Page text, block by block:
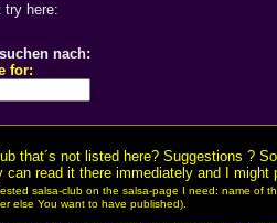
try here:
nach:
for:
that´s not listed here? Suggestions ?
can read it there immediately and I
salsa-club on the salsa-page I need: name of
else You want to have published).